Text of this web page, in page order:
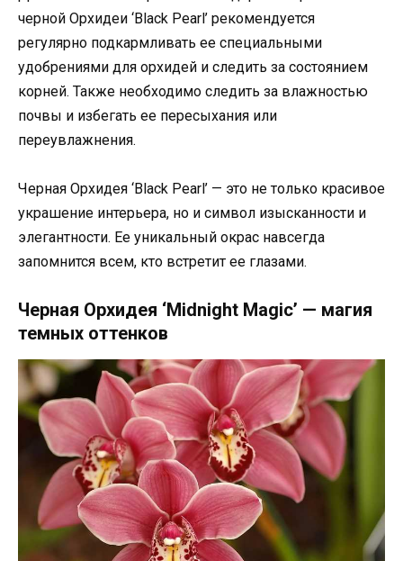
черной Орхидеи ‘Black Pearl’ рекомендуется
регулярно подкармливать ее специальными
удобрениями для орхидей и следить за состоянием
корней. Также необходимо следить за влажностью
почвы и избегать ее пересыхания или
переувлажнения.
Черная Орхидея ‘Black Pearl’ — это не только красивое
украшение интерьера, но и символ изысканности и
элегантности. Ее уникальный окрас навсегда
запомнится всем, кто встретит ее глазами.
Черная Орхидея ‘Midnight Magic’ — магия
темных оттенков